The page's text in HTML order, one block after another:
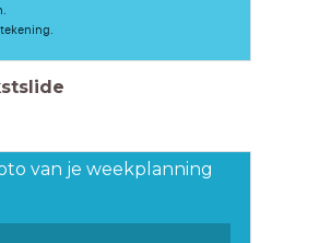
van je weekplanning